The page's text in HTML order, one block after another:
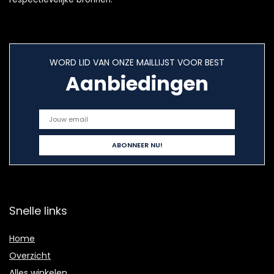
WORD LID VAN ONZE MAILLIJST VOOR BEST
Aanbiedingen
Snelle links
Home
Overzicht